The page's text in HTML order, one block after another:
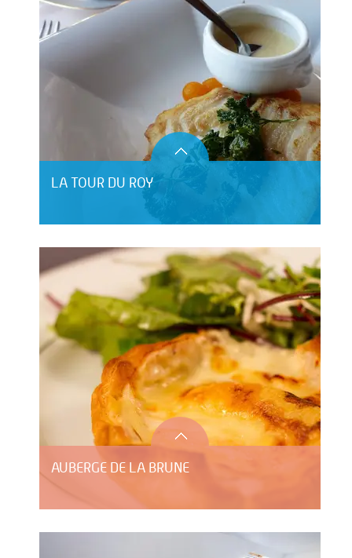
LA TOUR DU ROY
AUBERGE DE LA BRUNE